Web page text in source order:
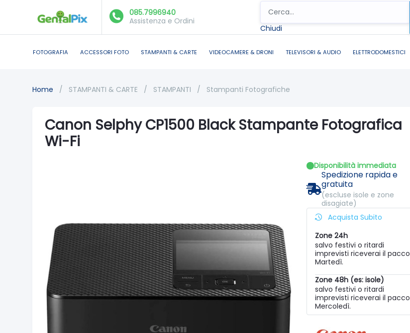
085.7996940
Assistenza e Ordini
Chiudi
FOTOGRAFIA ACCESSORI FOTO STAMPANTI & CARTE VIDEOCAMERE & DRONI TELEVISORI & AUDIO ELETTRODOMESTICI
Home / STAMPANTI & CARTE / STAMPANTI / Stampanti Fotografiche
Canon Selphy CP1500 Black Stampante Fotografica
Wi-Fi
Disponibilità immediata
Spedizione rapida e
gratuita
(escluse isole e zone
disagiate)
Acquista Subito
Zone 24h
salvo festivi o ritardi
imprevisti riceverai il pacco
Martedì.
Zone 48h (es: isole)
salvo festivi o ritardi
imprevisti riceverai il pacco
Mercoledì.